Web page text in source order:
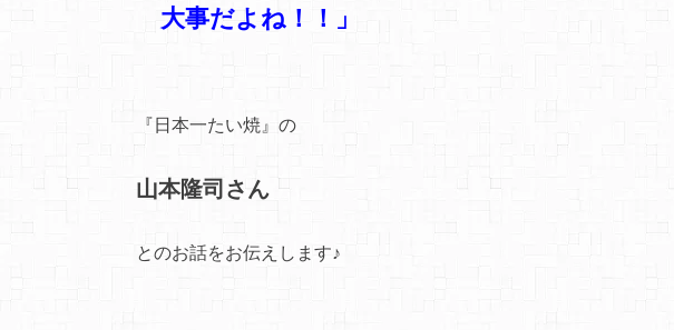
大事だよね！！」
『日本一たい焼』の
山本隆司さん
とのお話をお伝えします♪